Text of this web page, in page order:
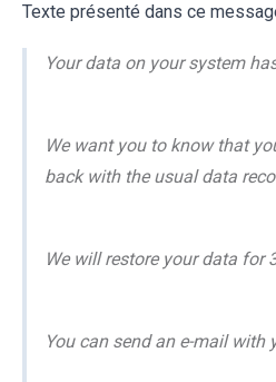
Texte présenté dans ce
Your data on your system
We want you to know that
back with the usual data
We will restore your data for
You can send an e-mail with